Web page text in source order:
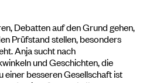
Debatten auf den Grund gehen,
Prüfstand stellen, besonders
Anja sucht nach
und Geschichten, die
einer besseren Gesellschaft ist